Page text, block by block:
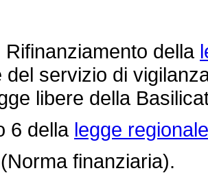
Rifinanziamento della
del servizio di
libere della
6 della legge
finanziaria).